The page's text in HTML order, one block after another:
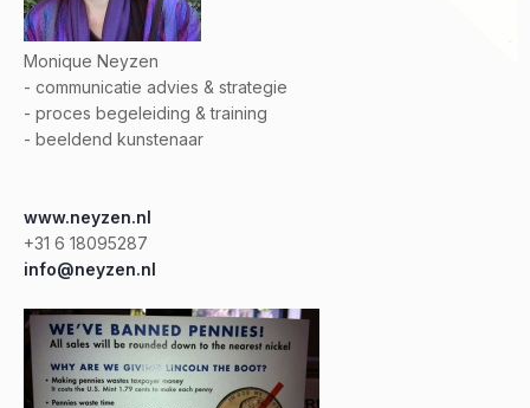
Monique Neyzen
- communicatie advies & strategie
- proces begeleiding & training
- beeldend kunstenaar
www.neyzen.nl
+31 6 18095287
info@neyzen.nl